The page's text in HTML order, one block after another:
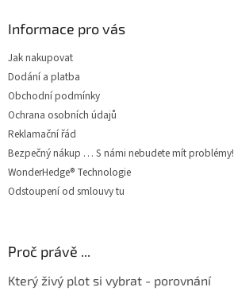
Informace pro vás
Jak nakupovat
Dodání a platba
Obchodní podmínky
Ochrana osobních údajů
Reklamační řád
Bezpečný nákup … S námi nebudete mít problémy!
WonderHedge® Technologie
Odstoupení od smlouvy tu
Proč právě ...
Který živý plot si vybrat - porovnání